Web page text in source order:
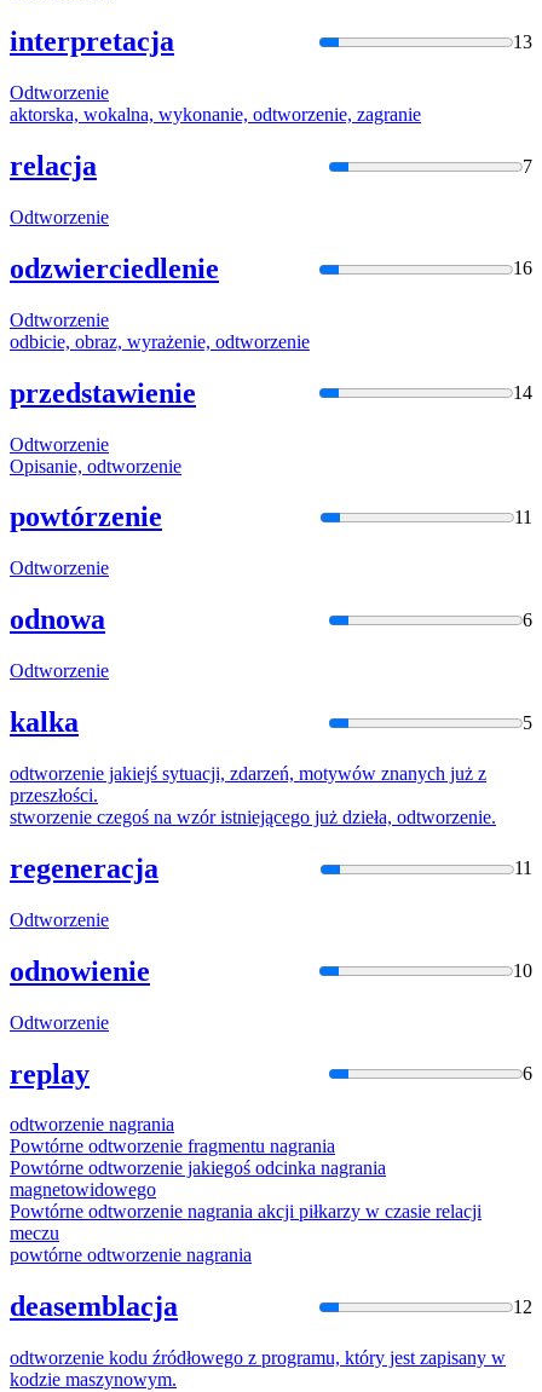
interpretacja 13
Odtworzenie
aktorska, wokalna, wykonanie, odtworzenie, zagranie
relacja 7
Odtworzenie
odzwierciedlenie 16
Odtworzenie
odbicie, obraz, wyrażenie, odtworzenie
przedstawienie 14
Odtworzenie
Opisanie, odtworzenie
powtórzenie 11
Odtworzenie
odnowa 6
Odtworzenie
kalka 5
odtworzenie jakiejś sytuacji, zdarzeń, motywów znanych już z
przeszłości.
stworzenie czegoś na wzór istniejącego już dzieła, odtworzenie.
regeneracja 11
Odtworzenie
odnowienie 10
Odtworzenie
replay 6
odtworzenie nagrania
Powtórne odtworzenie fragmentu nagrania
Powtórne odtworzenie jakiegoś odcinka nagrania
magnetowidowego
Powtórne odtworzenie nagrania akcji piłkarzy w czasie relacji
meczu
powtórne odtworzenie nagrania
deasemblacja 12
odtworzenie kodu źródłowego z programu, który jest zapisany w
kodzie maszynowym.